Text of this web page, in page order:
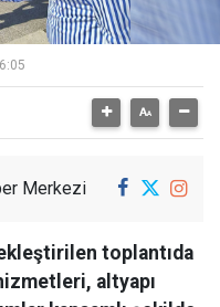
Merkezi
toplantıda
altyapı